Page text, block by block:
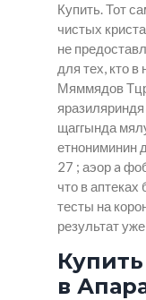
Купить. Тот
чистых
не
для тех, кто
Мяммядов
щаггында
етнониминин
27 ; аэор a
что в
тесты на
результат
в